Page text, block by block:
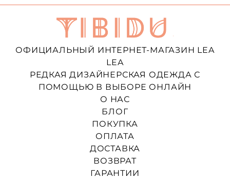
ОФИЦИАЛЬНЫЙ ИНТЕРНЕТ-МАГАЗИН LEA
LEA
РЕДКАЯ ДИЗАЙНЕРСКАЯ ОДЕЖДА С
ПОМОЩЬЮ В ВЫБОРЕ ОНЛАЙН
О НАС
БЛОГ
ПОКУПКА
ОПЛАТА
ДОСТАВКА
ВОЗВРАТ
ГАРАНТИИ